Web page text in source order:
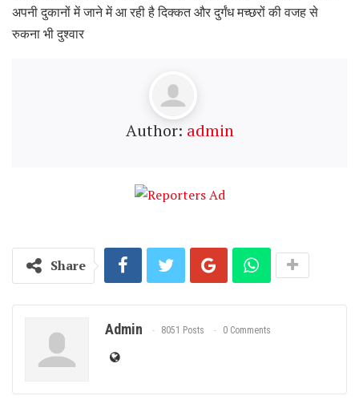
अपनी दुकानों में जाने में आ रही है दिक्कत और दुर्गंध मच्छरों की वजह से
रुकना भी दुश्वार
Author: admin
Share
Admin 8051 Posts 0 Comments